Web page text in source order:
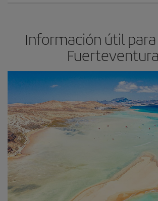
Información útil
Fuerteventura